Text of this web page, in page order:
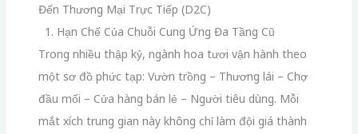
Đến Thương Mại Trực Tiếp (D2C)
1. Hạn Chế Của Chuỗi Cung Ứng Đa Tầng Cũ
Trong nhiều thập kỷ, ngành hoa tươi vận hành theo
một sơ đồ phức tạp: Vườn trồng – Thương lái – Chợ
đầu mối – Cửa hàng bán lẻ – Người tiêu dùng. Mỗi
mắt xích trung gian này không chỉ làm đội giá thành